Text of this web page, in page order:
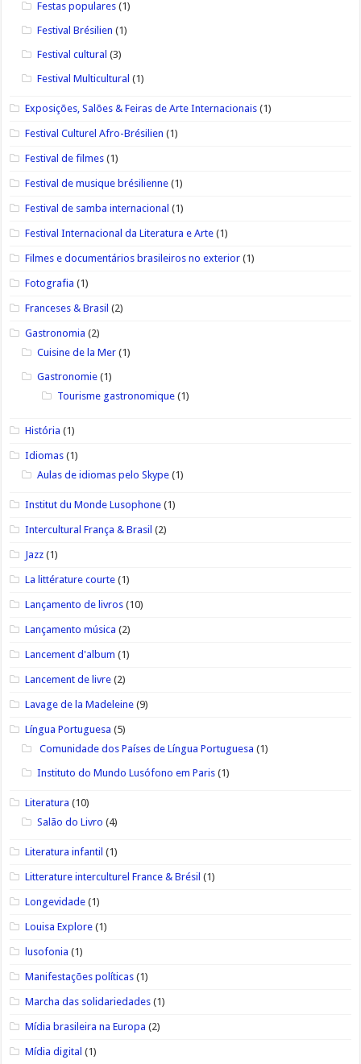
Festas populares (1)
Festival Brésilien (1)
Festival cultural (3)
Festival Multicultural (1)
Exposições, Salões & Feiras de Arte Internacionais (1)
Festival Culturel Afro-Brésilien (1)
Festival de filmes (1)
Festival de musique brésilienne (1)
Festival de samba internacional (1)
Festival Internacional da Literatura e Arte (1)
Filmes e documentários brasileiros no exterior (1)
Fotografia (1)
Franceses & Brasil (2)
Gastronomia (2)
Cuisine de la Mer (1)
Gastronomie (1)
Tourisme gastronomique (1)
História (1)
Idiomas (1)
Aulas de idiomas pelo Skype (1)
Institut du Monde Lusophone (1)
Intercultural França & Brasil (2)
Jazz (1)
La littérature courte (1)
Lançamento de livros (10)
Lançamento música (2)
Lancement d'album (1)
Lancement de livre (2)
Lavage de la Madeleine (9)
Língua Portuguesa (5)
Comunidade dos Países de Língua Portuguesa (1)
Instituto do Mundo Lusófono em Paris (1)
Literatura (10)
Salão do Livro (4)
Literatura infantil (1)
Litterature interculturel France & Brésil (1)
Longevidade (1)
Louisa Explore (1)
lusofonia (1)
Manifestações políticas (1)
Marcha das solidariedades (1)
Mídia brasileira na Europa (2)
Mídia digital (1)